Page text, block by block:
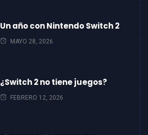
Un año con Nintendo Switch 2
MAYO 28, 2026
¿Switch 2 no tiene juegos?
FEBRERO 12, 2026